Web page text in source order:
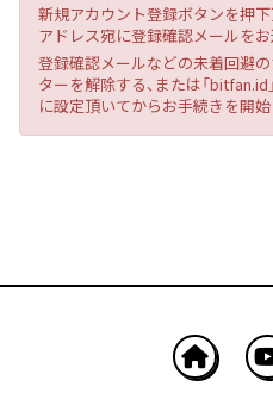
新規アカウント登録ボタンを押
アドレス宛に登録確認メールをお
登録確認メールなどの未着回避
ターを解除する、または「
に設定頂いてからお手続きを開始